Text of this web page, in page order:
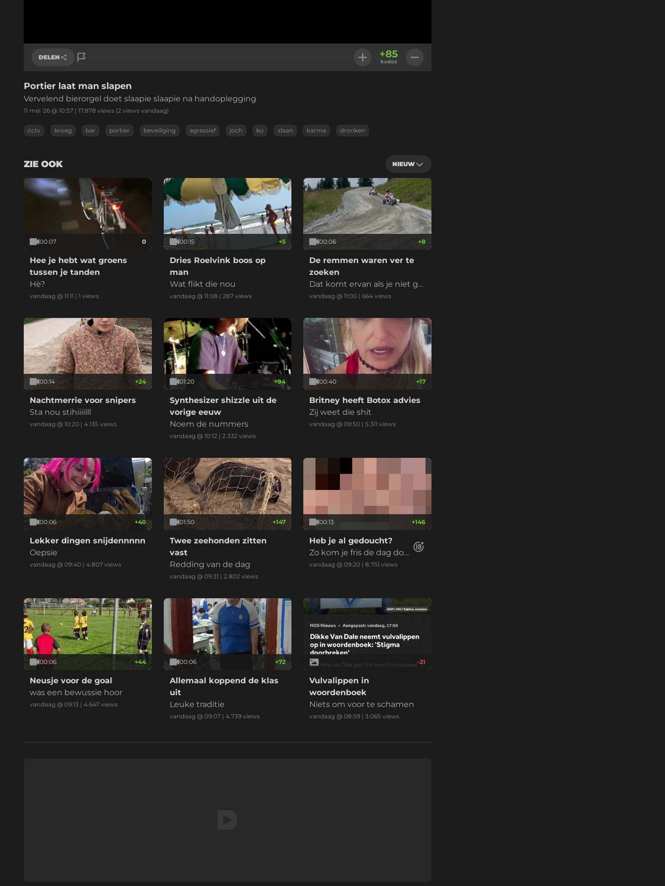
DELEN
Link kopiëren
+85
kudos
Portier laat man slapen
Vervelend bierorgel doet slaapie slaapie na handoplegging
11 mei '26 @ 10:57 | 17.878 views (2 views vandaag)
cctv kroeg bar portier beveiliging agressief joch ko slaan karma dronken
ZIE OOK NIEUW
00:07 0
Hee je hebt wat groens
tussen je tanden
Hè?
vandaag @ 11:11 | 1 views
00:15 +5
Dries Roelvink boos op
man
Wat flikt die nou
vandaag @ 11:08 | 287views
00:06 +8
De remmen waren ver te
zoeken
Dat komt ervan als je niet go
ed uitkijkt als je gaat mounta
vandaag @ 11:00 |664 views
00:14 +24
Nachtmerrie voor snipers
Sta nou stihiiiilll
vandaag @ 10:20 | 4.135 views
01:20 +94
Synthesizer shizzle uit de
vorige eeuw
Noem de nummers
vandaag @ 10:12| 2.332views
00:40 +17
Britney heeft Botox advies
Zij weet die shit
vandaag @ 09:50 |5.311 views
00:06 +40
Lekker dingen snijdennnnn
Oepsie
vandaag @ 09:40 | 4.807 views
01:50 +147
Twee zeehonden zitten
vast
Redding van de dag
vandaag @ 09:31 | 2.802 views
00:13 +146
Heb je al gedoucht?
Zo kom je fris de dag doo
r
vandaag @ 09:20 |8.751 views
00:06 +44
Neusje voor de goal
was een bewussie hoor
vandaag @ 09:13 | 4.647 views
00:06 +72
Allemaal koppend de klas
uit
Leuke traditie
vandaag @ 09:07| 4.739views
-21
Vulvalippen in
woordenboek
Niets om voor te schamen
vandaag @ 08:59 |3.065 views